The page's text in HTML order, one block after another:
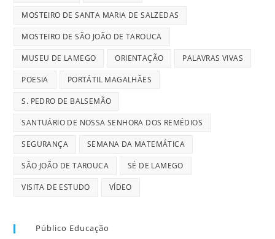
MOSTEIRO DE SANTA MARIA DE SALZEDAS
MOSTEIRO DE SÃO JOÃO DE TAROUCA
MUSEU DE LAMEGO ORIENTAÇÃO PALAVRAS VIVAS
POESIA PORTÁTIL MAGALHÃES
S. PEDRO DE BALSEMÃO
SANTUÁRIO DE NOSSA SENHORA DOS REMÉDIOS
SEGURANÇA SEMANA DA MATEMÁTICA
SÃO JOÃO DE TAROUCA SÉ DE LAMEGO
VISITA DE ESTUDO VÍDEO
Público Educação